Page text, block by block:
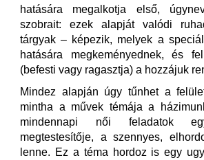
hatására megalkotja első,
szobrait: ezek alapját valódi
tárgyak – képezik, melyek a
hatására megkeményednek, és
(befesti vagy ragasztja) a hozzájuk
Mindez alapján úgy tűnhet a
mintha a művek témája a
mindennapi női feladatok
megtestesítője, a szennyes,
lenne. Ez a téma hordoz is egy